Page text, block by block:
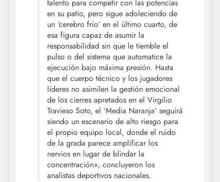
talento para competir con las potencias
en su patio, pero sigue adoleciendo de
un ‘cerebro frío’ en el último cuarto, de
esa figura capaz de asumir la
responsabilidad sin que le tiemble el
pulso o del sistema que automatice la
ejecución bajo máxima presión. Hasta
que el cuerpo técnico y los jugadores
líderes no asimilen la gestión emocional
de los cierres apretados en el Virgilio
Travieso Soto, el ‘Media Naranja’ seguirá
siendo un escenario de alto riesgo para
el propio equipo local, donde el ruido
de la grada parece amplificar los
nervios en lugar de blindar la
concentración», concluyeron los
analistas deportivos nacionales.